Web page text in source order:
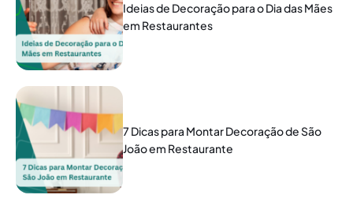
Ideias de Decoração para o Dia das Mães
em Restaurantes
7 Dicas para Montar Decoração de São
João em Restaurante